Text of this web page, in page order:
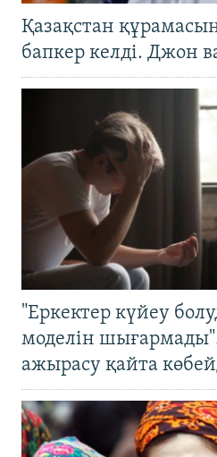
Қазақстан
бапкер келді. Джон
"Еркектер күйеу
моделін
ажырасу қайта